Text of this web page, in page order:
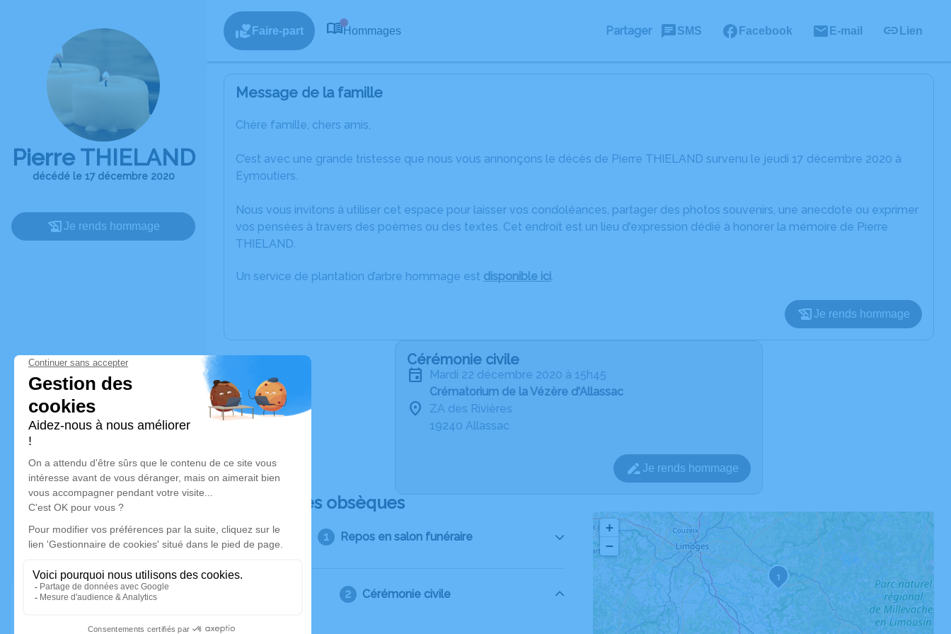
Pierre THIELAND
décédé le 17 décembre 2020
Je rends hommage
Faire-part Hommages Partager SMS Facebook E-mail Lien
Message de la famille
Chère famille, chers amis,
C’est avec une grande tristesse que nous vous annonçons le décès de Pierre THIELAND survenu le jeudi 17 décembre 2020 à
Eymoutiers.
Nous vous invitons à utiliser cet espace pour laisser vos condoléances, partager des photos souvenirs, une anecdote ou exprimer
vos pensées à travers des poèmes ou des textes. Cet endroit est un lieu d'expression dédié à honorer la mémoire de Pierre
THIELAND.
Un service de plantation d’arbre hommage est disponible ici.
Je rends hommage
Cérémonie civile
mardi 22 décembre 2020 à 15h45
Crématorium de la Vézère d'Allassac
ZA des Rivières
19240 Allassac
Je rends hommage
Déroulé des obsèques
Repos en salon funéraire
Cérémonie civile
1
+
−